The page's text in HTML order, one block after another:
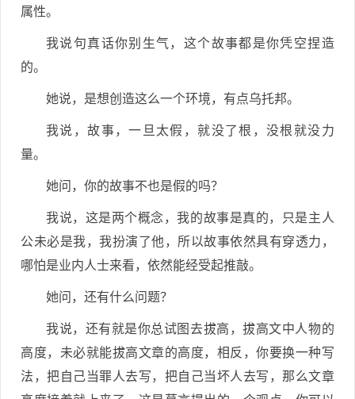
属性。
我说句真话你别生气，这个故事都是你凭空捏造
的。
她说，是想创造这么一个环境，有点乌托邦。
我说，故事，一旦太假，就没了根，没根就没力
量。
她问，你的故事不也是假的吗？
我说，这是两个概念，我的故事是真的，只是主人
公未必是我，我扮演了他，所以故事依然具有穿透力，
哪怕是业内人士来看，依然能经受起推敲。
她问，还有什么问题？
我说，还有就是你总试图去拔高，拔高文中人物的
高度，未必就能拔高文章的高度，相反，你要换一种写
法，把自己当罪人去写，把自己当坏人去写，那么文章